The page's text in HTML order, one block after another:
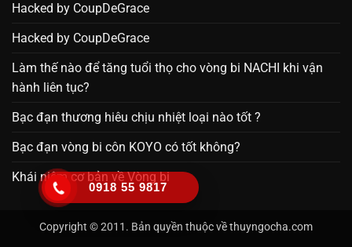
Hacked by CoupDeGrace
Hacked by CoupDeGrace
Làm thế nào để tăng tuổi thọ cho vòng bi NACHI khi vận
hành liên tục?
Bạc đạn thương hiêu chịu nhiệt loại nào tốt ?
Bạc đạn vòng bi côn KOYO có tốt không?
Khái niệm cơ bản về Vòng bi
Copyright © 2011. Bản quyền thuộc về thuyngocha.com
0918 55 9817